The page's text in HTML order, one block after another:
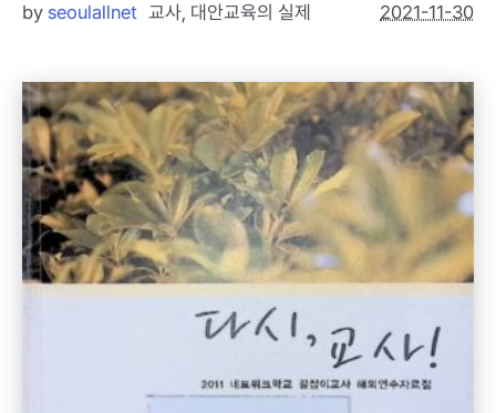
2021-11-30
by seoulallnet 교사, 대안교육의 실제